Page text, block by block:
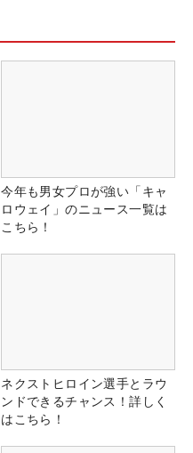
今年も男女プロが強い「キャ
ロウェイ」のニュース一覧は
こちら！
ネクストヒロイン選手とラウ
ンドできるチャンス！詳しく
はこちら！